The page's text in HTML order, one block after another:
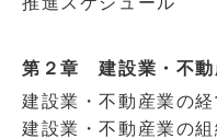
第２章 建設業・不動
建設業・不動産業の経
建設業・不動産業の組